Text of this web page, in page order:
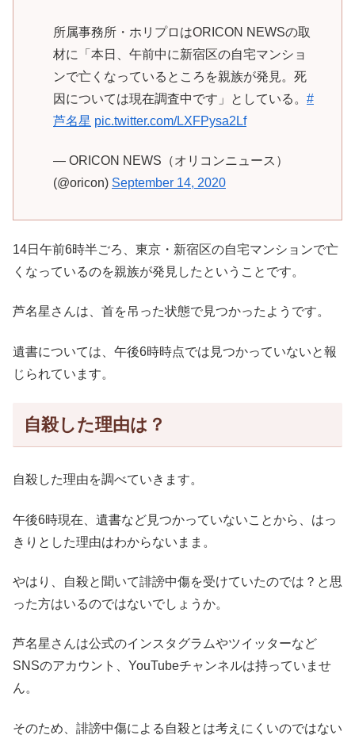
所属事務所・ホリプロはORICON NEWSの取
材に「本日、午前中に新宿区の自宅マンショ
ンで亡くなっているところを親族が発見。死
因については現在調査中です」としている。 #
芦名星 pic.twitter.com/LXFPysa2Lf
— ORICON NEWS（オリコンニュース）
(@oricon) September 14, 2020
14日午前6時半ごろ、東京・新宿区の自宅マンションで亡
くなっているのを親族が発見したということです。
芦名星さんは、首を吊った状態で見つかったようです。
遺書については、午後6時時点では見つかっていないと報
じられています。
自殺した理由は？
自殺した理由を調べていきます。
午後6時現在、遺書など見つかっていないことから、はっ
きりとした理由はわからないまま。
やはり、自殺と聞いて誹謗中傷を受けていたのでは？と思
った方はいるのではないでしょうか。
芦名星さんは公式のインスタグラムやツイッターなど
SNSのアカウント、YouTubeチャンネルは持っていませ
ん。
そのため、誹謗中傷による自殺とは考えにくいのではない